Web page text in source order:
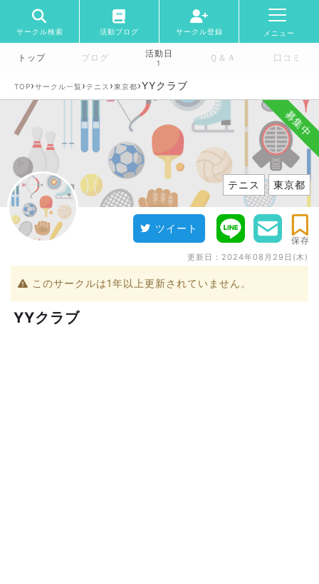
サークル検索 活動ブログ サークル登録 メニュー
トップ ブログ 活動日
1 Ｑ＆Ａ 口コミ
TOP›サークル一覧 › テニス ›東京都›YYクラブ
募集中
テニス 東京都
ツイート
保存
更新日： 2024年08月29日(木)
このサークルは1年以上更新されていません。
YYクラブ